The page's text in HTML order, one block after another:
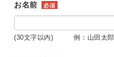
お名前 必須
(30文字以内) 例：山田太郎